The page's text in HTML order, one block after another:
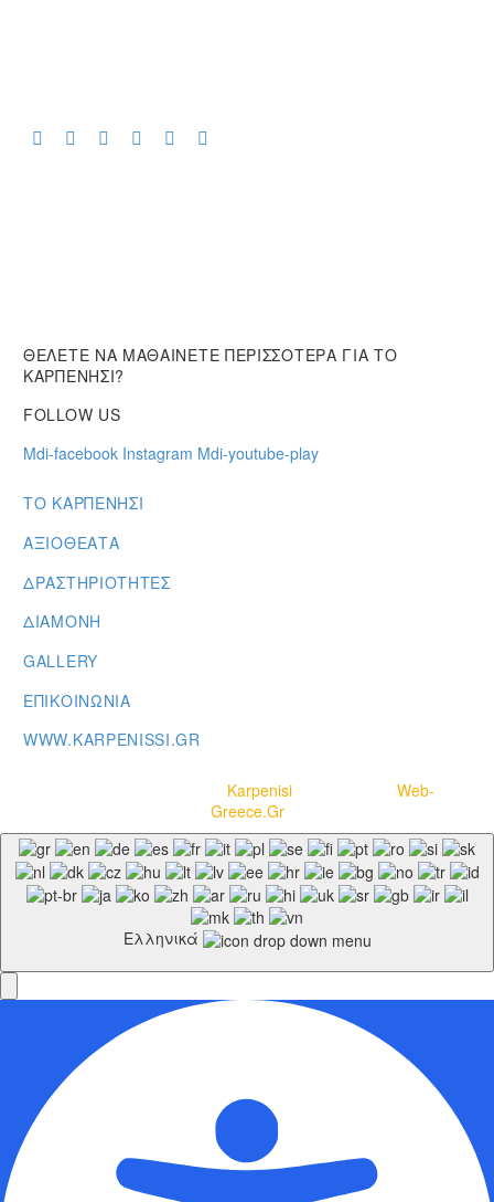
ΘΕΛΕΤΕ ΝΑ ΜΑΘΑΙΝΕΤΕ ΠΕΡΙΣΣΟΤΕΡΑ ΓΙΑ ΤΟ
ΚΑΡΠΕΝΗΣΙ?
FOLLOW US
Mdi-facebook Instagram Mdi-youtube-play
ΤΟ ΚΑΡΠΕΝΗΣΙ
ΑΞΙΟΘΕΑΤΑ
ΔΡΑΣΤΗΡΙΟΤΗΤΕΣ
ΔΙΑΜΟΝΗ
GALLERY
ΕΠΙΚΟΙΝΩΝΙΑ
WWW.KARPENISSI.GR
Karpenisi
Web-
Greece.Gr
Ελληνικά